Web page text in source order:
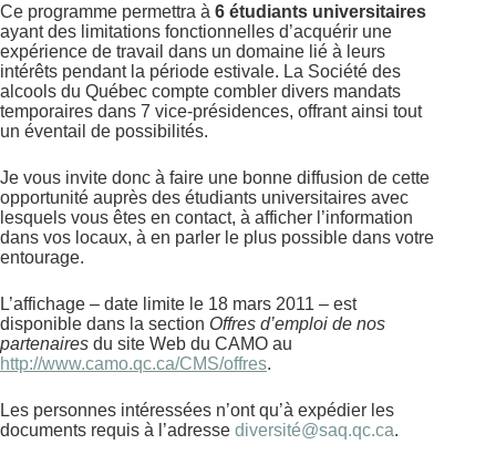
Ce programme permettra à 6 étudiants universitaires
ayant des limitations fonctionnelles d’acquérir une
expérience de travail dans un domaine lié à leurs
intérêts pendant la période estivale. La Société des
alcools du Québec compte combler divers mandats
temporaires dans 7 vice-présidences, offrant ainsi tout
un éventail de possibilités.
Je vous invite donc à faire une bonne diffusion de cette
opportunité auprès des étudiants universitaires avec
lesquels vous êtes en contact, à afficher l’information
dans vos locaux, à en parler le plus possible dans votre
entourage.
L’affichage – date limite le 18 mars 2011 – est
disponible dans la section Offres d’emploi de nos
partenaires du site Web du CAMO au
http://www.camo.qc.ca/CMS/offres.
Les personnes intéressées n’ont qu’à expédier les
documents requis à l’adresse diversité@saq.qc.ca.